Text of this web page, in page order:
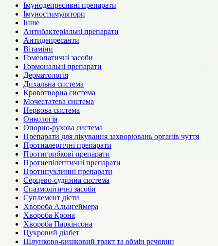
Імунодепресивні препарати
Імуностимулятори
Інше
Антибактеріальні препарати
Антидепресанти
Вітаміни
Гомеопатичні засоби
Гормональні препарати
Дерматологія
Дихальна система
Кровотворна система
Мочестатева система
Нервова система
Онкологія
Опорно-рухова система
Препарати для лікування захворювань органів чуття
Протиалергічні препарати
Протигрибкові препарати
Протиепілептичні препарати
Протипухлинні препарати
Серцево-судинна система
Спазмолітичні засоби
Суплемент дієти
Хвороба Альцгеймера
Хвороба Крона
Хвороба Паркінсона
Цукровий діабет
Шлунково-кишковий тракт та обмін речовин